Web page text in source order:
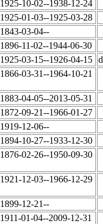
1925-10-02--1938-12-24
1925-01-03--1925-03-28
1843-03-04--
1896-11-02--1944-06-30
1925-03-15--1926-04-15
1866-03-31--1964-10-21
1883-04-05--2013-05-31
1872-09-21--1966-01-27
1919-12-06--
1894-10-27--1933-12-30
1876-02-26--1950-09-30
1921-12-03--1966-12-29
1899-12-21--
1911-01-04--2009-12-31